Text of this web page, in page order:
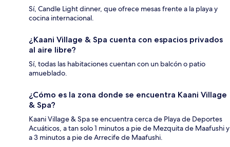
Sí, Candle Light dinner, que ofrece mesas frente a la playa y
cocina internacional.
¿Kaani Village & Spa cuenta con espacios privados
al aire libre?
Sí, todas las habitaciones cuentan con un balcón o patio
amueblado.
¿Cómo es la zona donde se encuentra Kaani Village
& Spa?
Kaani Village & Spa se encuentra cerca de Playa de Deportes
Acuáticos, a tan solo 1 minutos a pie de Mezquita de Maafushi y
a 3 minutos a pie de Arrecife de Maafushi.